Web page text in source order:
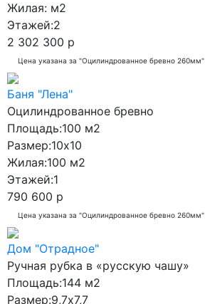
Жилая: м2
Этажей:2
2 302 300 р
Цена указана за "Оцилиндрованное бревно 260мм"
Баня "Лена"
Оцилиндрованное бревно
Площадь:100 м2
Размер:10x10
Жилая:100 м2
Этажей:1
790 600 р
Цена указана за "Оцилиндрованное бревно 260мм"
Дом "Отрадное"
Ручная рубка в «русскую чашу»
Площадь:144 м2
Размер:9,7x7,7